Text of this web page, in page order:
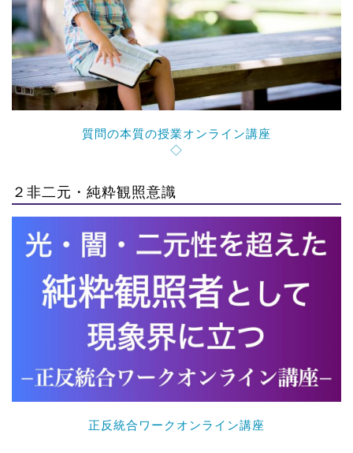
質問の本質の授業オンライン講座
◇
２非二元・純粋観照意識
正反統合ワークオンライン講座